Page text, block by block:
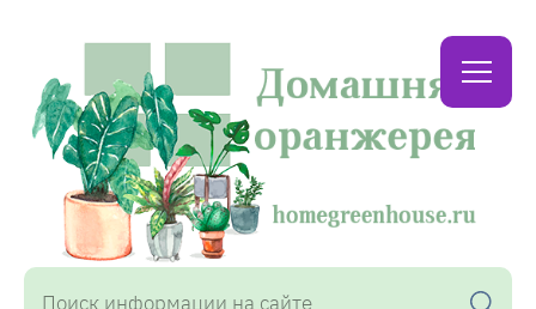
Домашняя
оранжерея